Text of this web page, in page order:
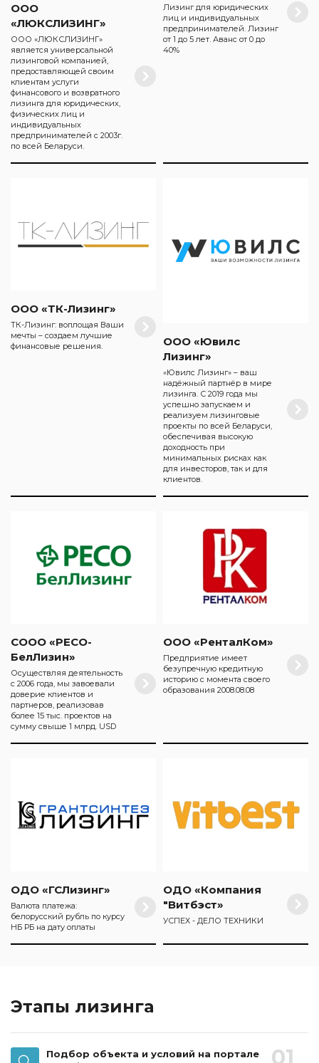
ООО
«ЛЮКСЛИЗИНГ»
ООО «ЛЮКСЛИЗИНГ»
является универсальной
лизинговой компанией,
предоставляющей своим
клиентам услуги
финансового и возвратного
лизинга для юридических,
физических лиц и
индивидуальных
предпринимателей с 2003г.
по всей Беларуси.
Лизинг для юридических
лиц и индивидуальных
предпринимателей. Лизинг
от 1 до 5 лет. Аванс от 0 до
40%
ООО «ТК-Лизинг»
ТК-Лизинг: воплощая Ваши
мечты – создаем лучшие
финансовые решения.
ООО «Ювилс
Лизинг»
«Ювилс Лизинг» – ваш
надёжный партнёр в мире
лизинга. С 2019 года мы
успешно запускаем и
реализуем лизинговые
проекты по всей Беларуси,
обеспечивая высокую
доходность при
минимальных рисках как
для инвесторов, так и для
клиентов.
СООО «РЕСО-
БелЛизин»
Осуществляя деятельность
с 2006 года, мы завоевали
доверие клиентов и
партнеров, реализовав
более 15 тыс. проектов на
сумму свыше 1 млрд. USD
ООО «РенталКом»
Предприятие имеет
безупречную кредитную
историю с момента своего
образования 2008.08.08
ОДО «ГСЛизинг»
Валюта платежа:
белорусский рубль по курсу
НБ РБ на дату оплаты
ОДО «Компания
"Витбэст»
УСПЕХ - ДЕЛО ТЕХНИКИ
Этапы лизинга
01
Подбор объекта и условий на портале